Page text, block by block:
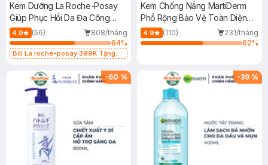
Kem Dưỡng La Roche-Posay
Giúp Phục Hồi Da Đa Công
Dụng 40ml
4.9 (56)
808/tháng
64%
Bill La roche-posay 399K Tặng
(SL có hạn)
Kem Chống Nắng MartiDerm
Phổ Rộng Bảo Vệ Toàn Diện
40ml
4.9 (110)
231/tháng
62%
-60 % -39 %